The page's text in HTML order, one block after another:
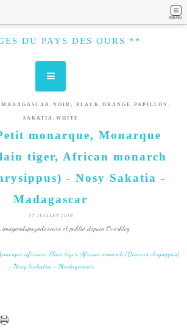
MENU
DU PAYS DES OURS **
MADAGASCAR , NOIR; BLACK , ORANGE , PAPILLON ,
SAKATIA , WHITE
monarque, Monarque
tiger, African monarch
- Nosy Sakatia -
Madagascar
27 JUILLET 2018
imagesdupaysdesours et publié depuis Overblog